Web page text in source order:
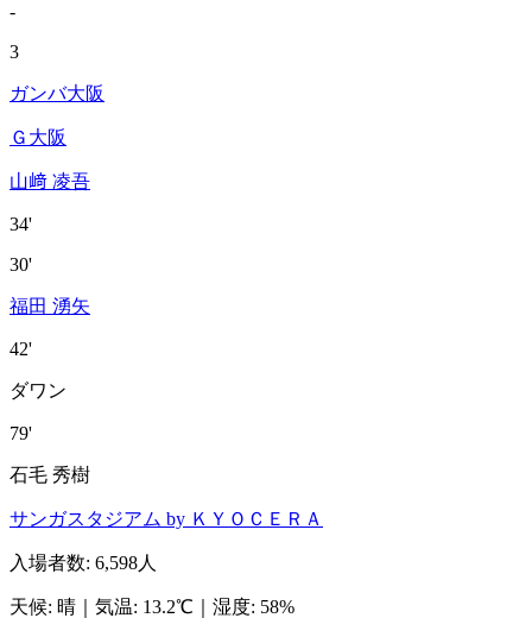
-
3
ガンバ大阪
Ｇ大阪
山﨑 凌吾
34'
30'
福田 湧矢
42'
ダワン
79'
石毛 秀樹
サンガスタジアム by ＫＹＯＣＥＲＡ
入場者数: 6,598人
天候: 晴 気温: 13.2℃ 湿度: 58%